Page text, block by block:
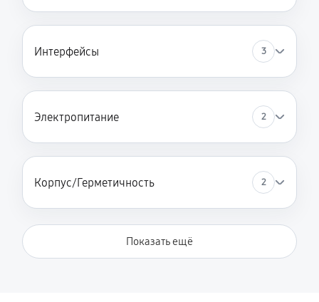
Интерфейсы 3
Электропитание 2
Корпус/Герметичность 2
Показать ещё